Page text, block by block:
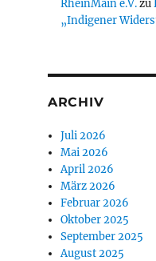
RheinMain e.V.zu
„Indigener
ARCHIV
Juli 2026
Mai 2026
April 2026
März 2026
Februar 2026
Oktober 2025
September 2025
August 2025